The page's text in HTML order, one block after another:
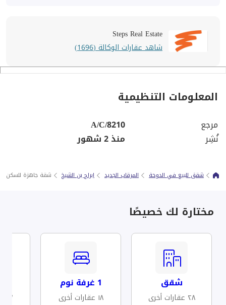
Steps Real Estate
شاهد عقارات الوكالة (1696)
المعلومات التنظيمية
مرجع
A/C/8210
نُشِر
منذ 2 شهور
شقق للبيع في الدوحة المرقاب الجديد ابراج بن الشيخ شقة جاهزة للسكن
مختارة لك خصيصًا
شقق
٢٨ عقارات أخرى
1 غرفة نوم
١٨ عقارات أخرى ١٧ عقارات أخرى